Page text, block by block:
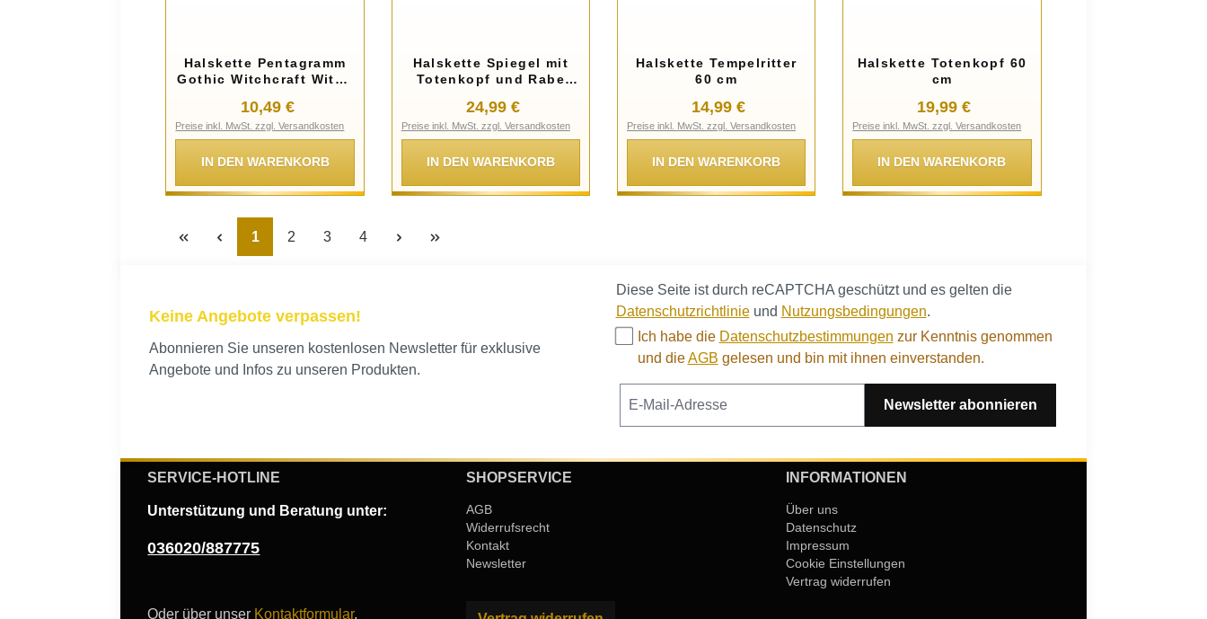
Halskette Pentagramm
Gothic Witchcraft Witch
50cm
Regulärer Preis:
10,49 €
Preise inkl. MwSt. zzgl. Versandkosten
IN DEN WARENKORB
Halskette Spiegel mit
Totenkopf und Rabe
Regulärer Preis:
24,99 €
Preise inkl. MwSt. zzgl. Versandkosten
IN DEN WARENKORB
Halskette Tempelritter
60 cm
Regulärer Preis:
14,99 €
Preise inkl. MwSt. zzgl. Versandkosten
IN DEN WARENKORB
Halskette Totenkopf 60
cm
Regulärer Preis:
19,99 €
Preise inkl. MwSt. zzgl. Versandkosten
IN DEN WARENKORB
Seite
1 Seite
2 Seite
3 Seite
4
Keine Angebote verpassen!
Abonnieren Sie unseren kostenlosen Newsletter für exklusive
Angebote und Infos zu unseren Produkten.
Diese Seite ist durch reCAPTCHA geschützt und es gelten die
Datenschutzrichtlinieund Nutzungsbedingungen.
Ich habe die Datenschutzbestimmungen zur Kenntnis genommen
und dieAGB gelesen und bin mit ihnen einverstanden.
Newsletter abonnieren
SERVICE-HOTLINE
Unterstützung und Beratung unter:
036020/887775
Oder über unser Kontaktformular.
SHOPSERVICE
AGB
Widerrufsrecht
Kontakt
Newsletter
INFORMATIONEN
Über uns
Datenschutz
Impressum
Cookie Einstellungen
Vertrag widerrufen